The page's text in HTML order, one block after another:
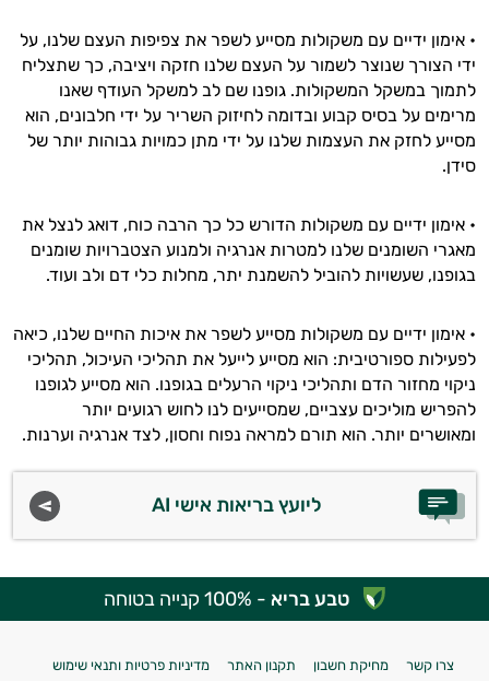
• אימון ידיים עם משקולות מסייע לשפר את צפיפות העצם שלנו, על
ידי הצורך שנוצר לשמור על העצם שלנו חזקה ויציבה, כך שתצליח
לתמוך במשקל המשקולות. גופנו שם לב למשקל העודף שאנו
מרימים על בסיס קבוע ובדומה לחיזוק השריר על ידי חלבונים, הוא
מסייע לחזק את העצמות שלנו על ידי מתן כמויות גבוהות יותר של
סידן.
• אימון ידיים עם משקולות הדורש כל כך הרבה כוח, דואג לנצל את
מאגרי השומנים שלנו למטרות אנרגיה ולמנוע הצטברויות שומנים
בגופנו, שעשויות להוביל להשמנת יתר, מחלות כלי דם ולב ועוד.
• אימון ידיים עם משקולות מסייע לשפר את איכות החיים שלנו, כיאה
לפעילות ספורטיבית: הוא מסייע לייעל את תהליכי העיכול, תהליכי
ניקוי מחזור הדם ותהליכי ניקוי הרעלים בגופנו. הוא מסייע לגופנו
להפריש מוליכים עצביים, שמסייעים לנו לחוש רגועים יותר
ומאושרים יותר. הוא תורם למראה נפוח וחסון, לצד אנרגיה וערנות.
ליועץ בריאות אישי AI
טבע בריא - 100% קנייה בטוחה
צרו קשר מחיקת חשבון תקנון האתר מדיניות פרטיות ותנאי שימוש
אישיות מבוססות מדעית.
זה הזמן להתחיל. איך אוכל לעזור?